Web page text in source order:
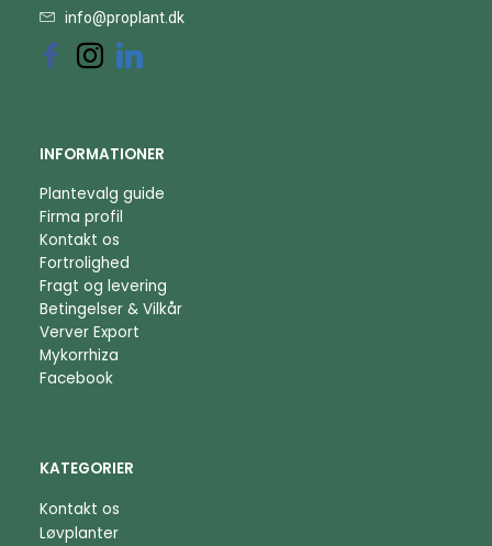
info@proplant.dk
INFORMATIONER
Plantevalg guide
Firma profil
Kontakt os
Fortrolighed
Fragt og levering
Betingelser & Vilkår
Verver Export
Mykorrhiza
Facebook
KATEGORIER
Kontakt os
Løvplanter